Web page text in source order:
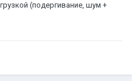
(подергивание, шум +